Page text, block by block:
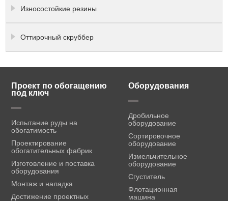
Износостойкие резины
Оттирочный скруббер
Проект по обогащению
под ключ
Испытание руды на
обогатимость
Проектирование
обогатительных фабрик
Изготовление и поставка
оборудования
Монтаж и наладка
Достижение проектных
Оборудования
Дробильное
оборудование
Сортировочное
оборудование
Измельчительное
оборудование
Сгуститель
Флотационная
машина